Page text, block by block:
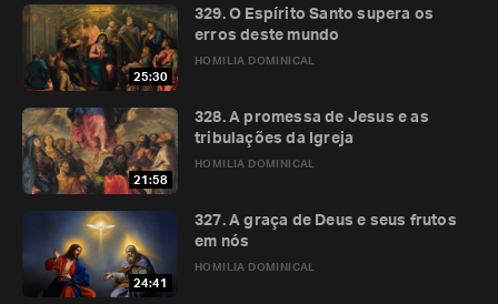
25:30
HOMILIA DOMINICAL
329. O Espírito Santo supera os
erros deste mundo
21:58
HOMILIA DOMINICAL
328. A promessa de Jesus e as
tribulações da Igreja
24:41
HOMILIA DOMINICAL
327. A graça de Deus e seus frutos
em nós